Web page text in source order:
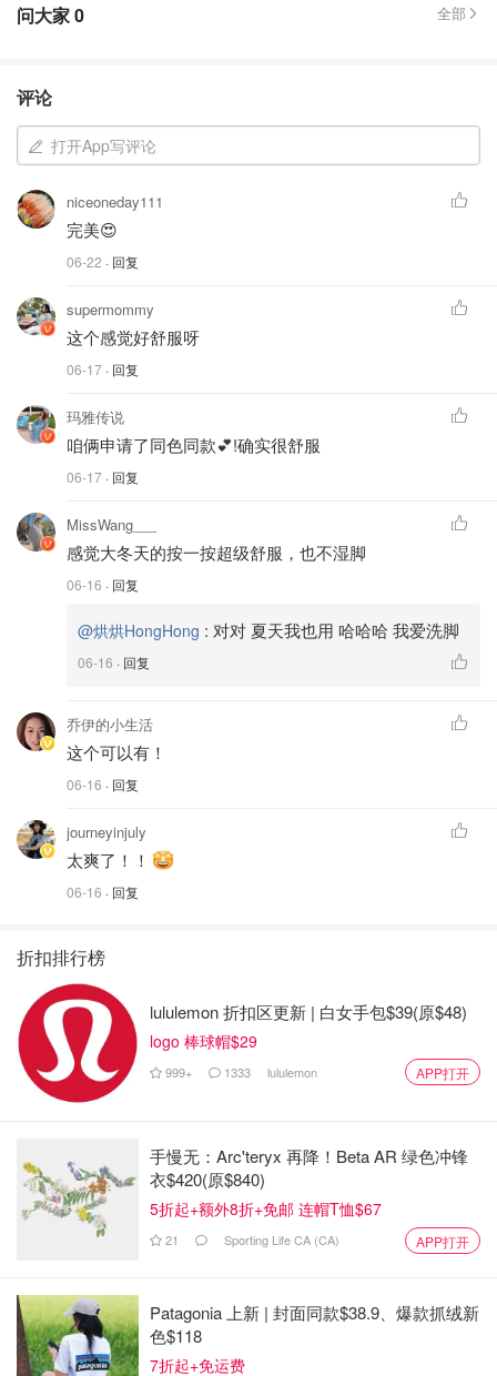
问大家0 全部
评论
打开App写评论
niceoneday111
完美😍
06-22 · 回复
supermommy
这个感觉好舒服呀
06-17 · 回复
玛雅传说
咱俩申请了同色同款💕!确实很舒服
06-17 · 回复
MissWang___
感觉大冬天的按一按超级舒服，也不湿脚
06-16 · 回复
@烘烘HongHong : 对对 夏天我也用 哈哈哈 我爱洗脚
06-16 · 回复
乔伊的小生活
这个可以有！
06-16 · 回复
journeyinjuly
太爽了！！
06-16 · 回复
折扣排行榜
lululemon 折扣区更新 | 白女手包$39(原$48)
logo 棒球帽$29
999+ 1333 lululemon APP打开
手慢无：Arc'teryx 再降！Beta AR 绿色冲锋
衣$420(原$840)
5折起+额外8折+免邮 连帽T恤$67
21 Sporting Life CA (CA) APP打开
Patagonia 上新 | 封面同款$38.9、爆款抓绒新
色$118
7折起+免运费